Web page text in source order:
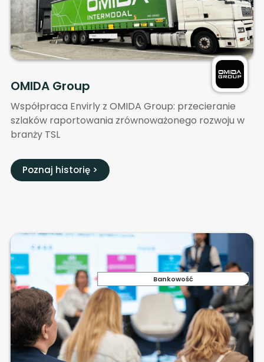
OMIDA Group
Współpraca Envirly z OMIDA Group: przecieranie
szlaków raportowania zrównoważonego rozwoju w
branży TSL
Poznaj historię >
Bankowość